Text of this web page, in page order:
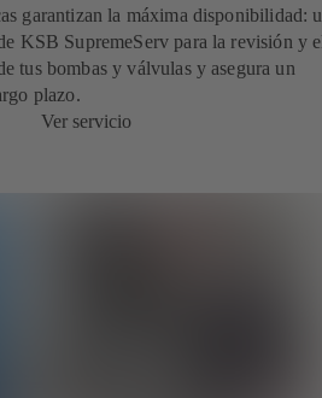
garantizan la máxima disponibilidad:
KSB SupremeServ para la revisión y
tus bombas y válvulas y asegura un
plazo.
Ver servicio